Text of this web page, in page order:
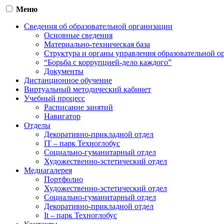
Меню
Сведения об образовательной организации
Основные сведения
Материально-техническая база
Структура и органы управления образовательной
“Борьба с коррупцией-дело каждого”
Документы
Дистанционное обучение
Виртуальный методический кабинет
Учебный процесс
Расписание занятий
Навигатор
Отделы
Декоративно-прикладной отдел
IT – парк Техноглобус
Социально-гуманитарный отдел
Художественно-эстетический отдел
Медиагалерея
Портфолио
Художественно-эстетический отдел
Социально-гуманитарный отдел
Декоративно-прикладной отдел
It – парк Техноглобус